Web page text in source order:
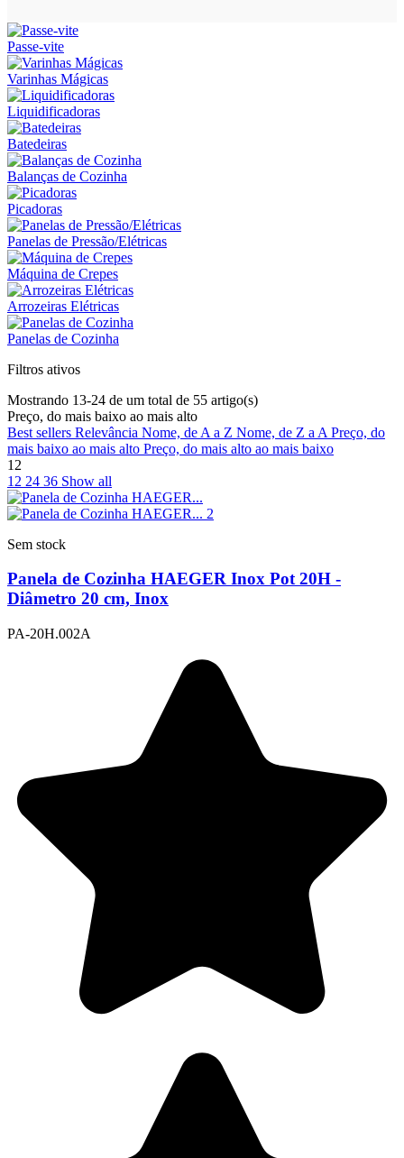
Passe-vite
Varinhas Mágicas
Liquidificadoras
Batedeiras
Balanças de Cozinha
Picadoras
Panelas de Pressão/Elétricas
Máquina de Crepes
Arrozeiras Elétricas
Panelas de Cozinha
Filtros ativos
Mostrando 13-24 de um total de 55 artigo(s)
Preço, do mais baixo ao mais alto
Best sellers Relevância Nome, de A a Z Nome, de Z a A Preço, do
mais baixo ao mais alto Preço, do mais alto ao mais baixo
12
12 24 36 Show all
Sem stock
Panela de Cozinha HAEGER Inox Pot 20H -
Diâmetro 20 cm, Inox
PA-20H.002A